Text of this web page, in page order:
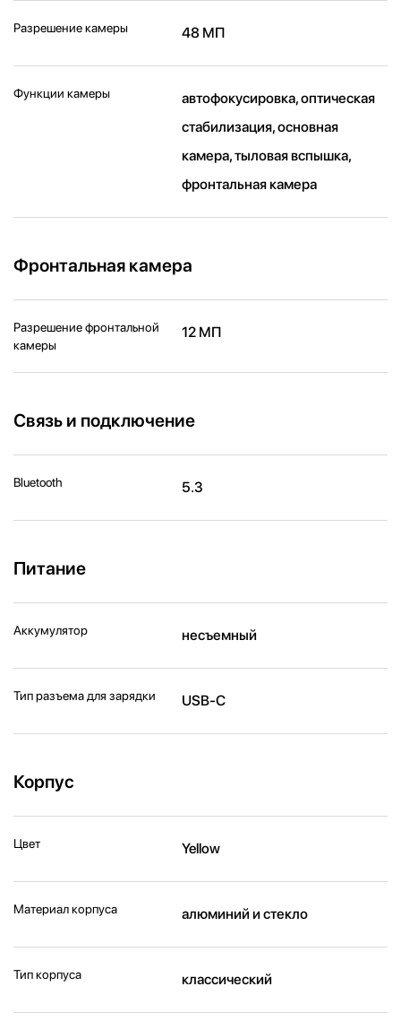
Разрешение камеры 48 МП
Функции камеры
автофокусировка, оптическая
стабилизация, основная
камера, тыловая вспышка,
фронтальная камера
Фронтальная камера
Разрешение фронтальной
камеры
12 МП
Связь и подключение
Bluetooth 5.3
Питание
Аккумулятор несъемный
Тип разъема для зарядки USB-C
Корпус
Цвет Yellow
Материал корпуса алюминий и стекло
Тип корпуса классический